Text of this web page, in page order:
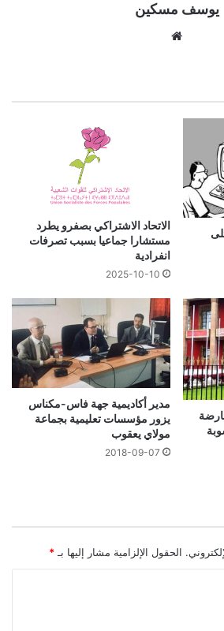
يوسف مسكين
الاتحاد الاشتراكي بصفرو يطرد
مستشارا جماعيا بسبب تصرفات
انفرادية
2025-10-10
مدير أكاديمية جهة فاس-مكناس
يزور مؤسسات تعليمية بجماعة
مولاي يعقوب
2018-09-07
الحقول الإلزامية مشار إليها بـ *